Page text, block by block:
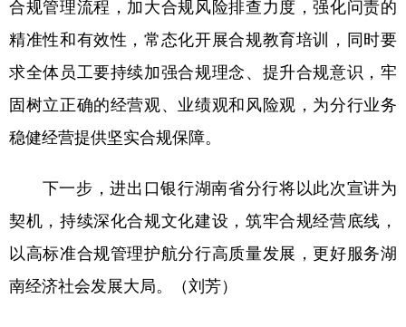
彩票 娱乐 时尚 悦读
公益 一带一路 亚太网 上市公司
文化产业
地方频道
北京 天津 河北 山西
辽宁 吉林 上海 江苏
浙江 安徽
合规管理流程，加大合规风险排查力度，强化问责的
精准性和有效性，常态化开展合规教育培训，同时要
求全体员工要持续加强合规理念、提升合规意识，牢
固树立正确的经营观、业绩观和风险观，为分行业务
稳健经营提供坚实合规保障。
下一步，进出口银行湖南省分行将以此次宣讲为
契机，持续深化合规文化建设，筑牢合规经营底线，
以高标准合规管理护航分行高质量发展，更好服务湖
南经济社会发展大局。（刘芳）